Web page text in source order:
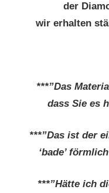
der
wir erhalten
***”Das
dass Sie es
***”Das ist der
‘bade’
***”Hätte ich